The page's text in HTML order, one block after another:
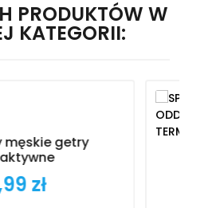
PRODUKTÓW W
KATEGORII:
NILIT BREEZE DAMSKA
CHŁODZĄCA